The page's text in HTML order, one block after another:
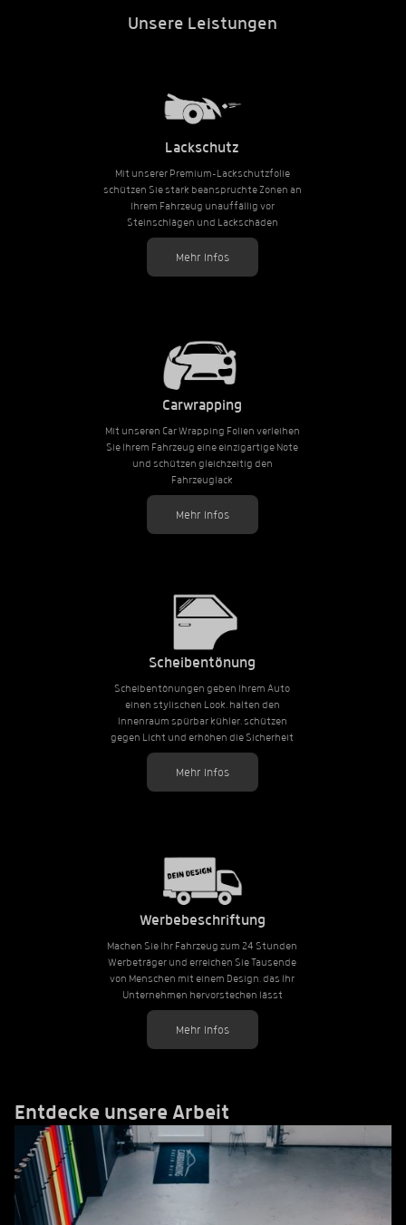
Unsere Leistungen
Lackschutz
Mit unserer Premium-Lackschutzfolie
schützen Sie stark beanspruchte Zonen an
Ihrem Fahrzeug unauffällig vor
Steinschlägen und Lackschäden
Mehr Infos
Carwrapping
Mit unseren Car Wrapping Folien verleihen
Sie Ihrem Fahrzeug eine einzigartige Note
und schützen gleichzeitig den
Fahrzeuglack
Mehr Infos
Scheibentönung
Scheibentönungen geben Ihrem Auto
einen stylischen Look, halten den
Innenraum spürbar kühler, schützen
gegen Licht und erhöhen die Sicherheit
Mehr Infos
Werbebeschriftung
Machen Sie Ihr Fahrzeug zum 24 Stunden
Werbeträger und erreichen Sie Tausende
von Menschen mit einem Design, das Ihr
Unternehmen hervorstechen lässt
Mehr Infos
Entdecke unsere Arbeit